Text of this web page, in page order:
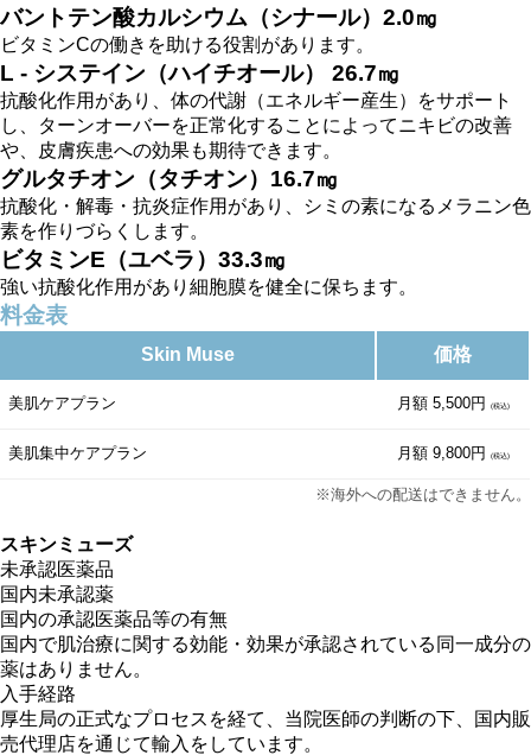
バントテン酸カルシウム（シナール）2.0㎎
ビタミンCの働きを助ける役割があります。
L - システイン（ハイチオール） 26.7㎎
抗酸化作用があり、体の代謝（エネルギー産生）をサポート
し、ターンオーバーを正常化することによってニキビの改善
や、皮膚疾患への効果も期待できます。
グルタチオン（タチオン）16.7㎎
抗酸化・解毒・抗炎症作用があり、シミの素になるメラニン色
素を作りづらくします。
ビタミンE（ユベラ）33.3㎎
強い抗酸化作用があり細胞膜を健全に保ちます。
料金表
Skin Muse 価格
美肌ケアプラン 月額 5,500円 (税込)
美肌集中ケアプラン 月額 9,800円 (税込)
※海外への配送はできません。
スキンミューズ
未承認医薬品
国内未承認薬
国内の承認医薬品等の有無
国内で肌治療に関する効能・効果が承認されている同一成分の
薬はありません。
入手経路
厚生局の正式なプロセスを経て、当院医師の判断の下、国内販
売代理店を通じて輸入をしています。